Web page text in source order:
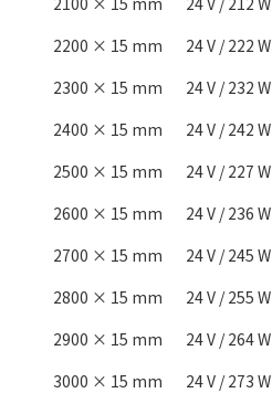
2200 × 15 mm 24 V / 222 W
2300 × 15 mm 24 V / 232 W
2400 × 15 mm 24 V / 242 W
2500 × 15 mm 24 V / 227 W
2600 × 15 mm 24 V / 236 W
2700 × 15 mm 24 V / 245 W
2800 × 15 mm 24 V / 255 W
2900 × 15 mm 24 V / 264 W
3000 × 15 mm 24 V / 273 W